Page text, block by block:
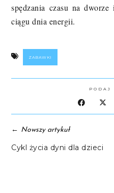
spędzania czasu na
ciągu dnia energii.
ZABAWKI
PODAJ
← Nowszy artykuł
Cykl życia dyni dla dzieci